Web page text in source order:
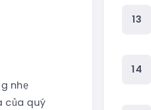
nhẹ
của quý